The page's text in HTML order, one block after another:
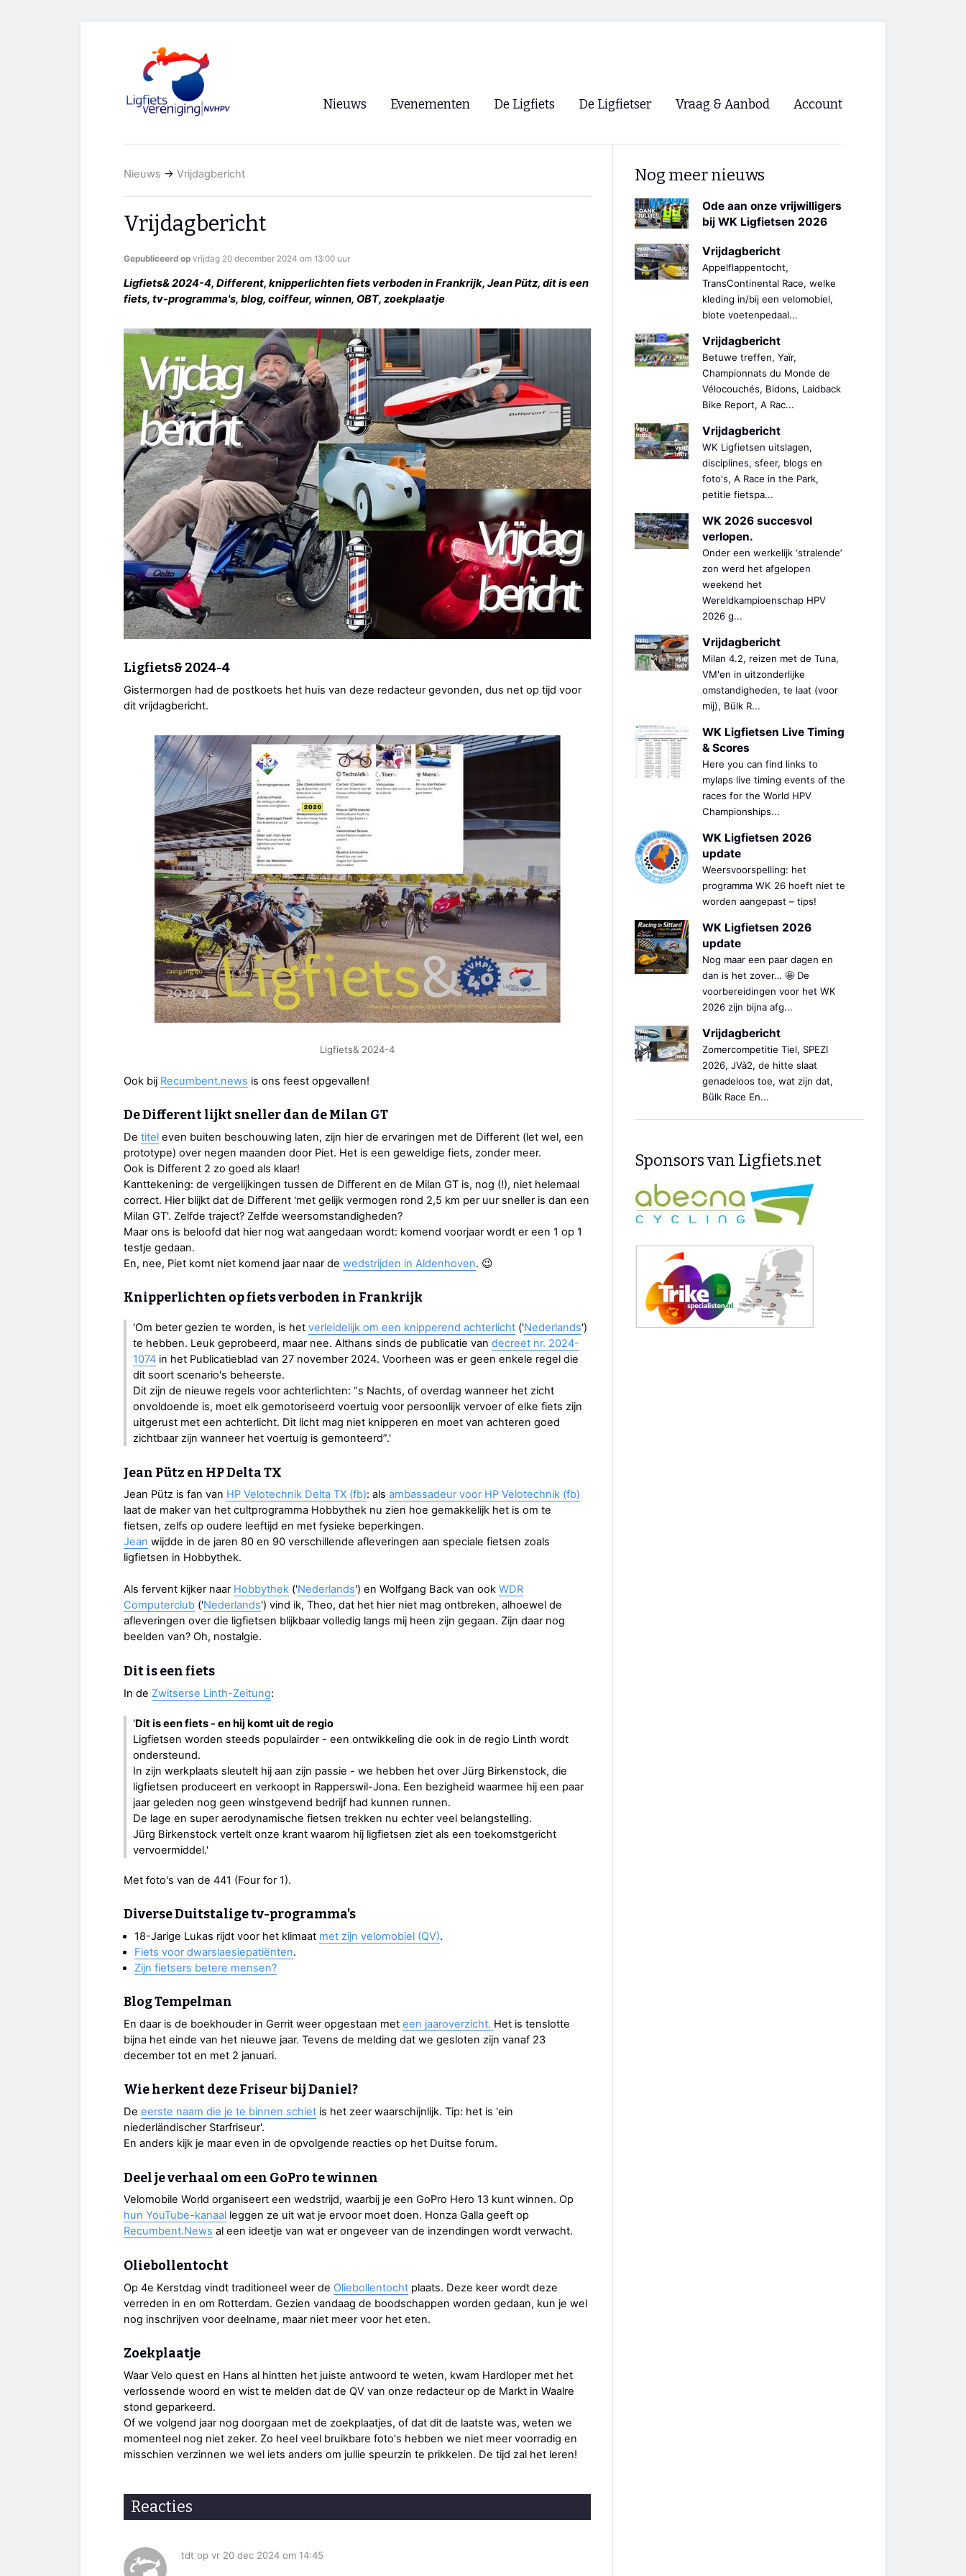
Nieuws Evenementen
WK Ligfietsen 2026
CycleVision
Oliebollentocht
De Ligfiets De Ligfietser
Ligfietsvereninging NVHPV
Lokale Fietsverenigingen
EHPVA & EuSupino 🡺
Vraag & Aanbod Account
Nieuws → Vrijdagbericht
Vrijdagbericht
Gepubliceerd op vrijdag 20 december 2024 om 13:00 uur
Ligfiets& 2024-4, Different, knipperlichten fiets verboden in Frankrijk, Jean Pütz, dit is een
fiets, tv-programma's, blog, coiffeur, winnen, OBT, zoekplaatje
Ligfiets& 2024-4
Gistermorgen had de postkoets het huis van deze redacteur gevonden, dus net op tijd voor
dit vrijdagbericht.
Ligfiets& 2024-4
Ook bij Recumbent.news is ons feest opgevallen!
De Different lijkt sneller dan de Milan GT
De titel even buiten beschouwing laten, zijn hier de ervaringen met de Different (let wel, een
prototype) over negen maanden door Piet. Het is een geweldige fiets, zonder meer.
Ook is Different 2 zo goed als klaar!
Kanttekening: de vergelijkingen tussen de Different en de Milan GT is, nog (!), niet helemaal
correct. Hier blijkt dat de Different 'met gelijk vermogen rond 2,5 km per uur sneller is dan een
Milan GT'. Zelfde traject? Zelfde weersomstandigheden?
Maar ons is beloofd dat hier nog wat aangedaan wordt: komend voorjaar wordt er een 1 op 1
testje gedaan.
En, nee, Piet komt niet komend jaar naar de wedstrijden in Aldenhoven. 😉
Knipperlichten op fiets verboden in Frankrijk
'Om beter gezien te worden, is hetverleidelijk om een ​​knipperend achterlicht ('Nederlands')
te hebben. Leuk geprobeerd, maar nee. Althans sinds de publicatie vandecreet nr. 2024-
1074 in het Publicatieblad van 27 november 2024. Voorheen was er geen enkele regel die
dit soort scenario's beheerste.
Dit zijn de nieuwe regels voor achterlichten: “s Nachts, of overdag wanneer het zicht
onvoldoende is, moet elk gemotoriseerd voertuig voor persoonlijk vervoer of elke fiets zijn
uitgerust met een achterlicht. Dit licht mag niet knipperen en moet van achteren goed
zichtbaar zijn wanneer het voertuig is gemonteerd”.'
Jean Pütz en HP Delta TX
Jean Pütz is fan van HP Velotechnik Delta TX (fb): als ambassadeur voor HP Velotechnik (fb)
laat de maker van het cultprogramma Hobbythek nu zien hoe gemakkelijk het is om te
fietsen, zelfs op oudere leeftijd en met fysieke beperkingen.
Jean wijdde in de jaren 80 en 90 verschillende afleveringen aan speciale fietsen zoals
ligfietsen in Hobbythek.
Als fervent kijker naar Hobbythek ('Nederlands') en Wolfgang Back van ook WDR
Computerclub ('Nederlands') vind ik, Theo, dat het hier niet mag ontbreken, alhoewel de
afleveringen over die ligfietsen blijkbaar volledig langs mij heen zijn gegaan. Zijn daar nog
beelden van? Oh, nostalgie.
Dit is een fiets
In de Zwitserse Linth-Zeitung:
'Dit is een fiets - en hij komt uit de regio
Ligfietsen worden steeds populairder - een ontwikkeling die ook in de regio Linth wordt
ondersteund.
In zijn werkplaats sleutelt hij aan zijn passie - we hebben het over Jürg Birkenstock, die
ligfietsen produceert en verkoopt in Rapperswil-Jona. Een bezigheid waarmee hij een paar
jaar geleden nog geen winstgevend bedrijf had kunnen runnen.
De lage en super aerodynamische fietsen trekken nu echter veel belangstelling.
Jürg Birkenstock vertelt onze krant waarom hij ligfietsen ziet als een toekomstgericht
vervoermiddel.'
Met foto's van de 441 (Four for 1).
Diverse Duitstalige tv-programma's
18-Jarige Lukas rijdt voor het klimaat met zijn velomobiel (QV).
Fiets voor dwarslaesiepatiënten.
Zijn fietsers betere mensen?
Blog Tempelman
En daar is de boekhouder in Gerrit weer opgestaan met een jaaroverzicht. Het is tenslotte
bijna het einde van het nieuwe jaar. Tevens de melding dat we gesloten zijn vanaf 23
december tot en met 2 januari.
Wie herkent deze Friseur bij Daniel?
De eerste naam die je te binnen schiet is het zeer waarschijnlijk. Tip: het is 'ein
niederländischer Starfriseur'.
En anders kijk je maar even in de opvolgende reacties op het Duitse forum.
Deel je verhaal om een GoPro te winnen
Velomobile World organiseert een wedstrijd, waarbij je een GoPro Hero 13 kunt winnen. Op
hun YouTube-kanaal leggen ze uit wat je ervoor moet doen. Honza Galla geeft op
Recumbent.News al een ideetje van wat er ongeveer van de inzendingen wordt verwacht.
Oliebollentocht
Op 4e Kerstdag vindt traditioneel weer de Oliebollentocht plaats. Deze keer wordt deze
verreden in en om Rotterdam. Gezien vandaag de boodschappen worden gedaan, kun je wel
nog inschrijven voor deelname, maar niet meer voor het eten.
Zoekplaatje
Waar Velo quest en Hans al hintten het juiste antwoord te weten, kwam Hardloper met het
verlossende woord en wist te melden dat de QV van onze redacteur op de Markt in Waalre
stond geparkeerd.
Of we volgend jaar nog doorgaan met de zoekplaatjes, of dat dit de laatste was, weten we
momenteel nog niet zeker. Zo heel veel bruikbare foto's hebben we niet meer voorradig en
misschien verzinnen we wel iets anders om jullie speurzin te prikkelen. De tijd zal het leren!
Reacties
tdt op vr 20 dec 2024 om 14:45
Nog meer nieuws
Ode aan onze vrijwilligers
bij WK Ligfietsen 2026
Vrijdagbericht
Appelflappentocht,
TransContinental Race, welke
kleding in/bij een velomobiel,
blote voetenpedaal...
Vrijdagbericht
Betuwe treffen, Yaïr,
Championnats du Monde de
Vélocouchés, Bidons, Laidback
Bike Report, A Rac...
Vrijdagbericht
WK Ligfietsen uitslagen,
disciplines, sfeer, blogs en
foto's, A Race in the Park,
petitie fietspa...
WK 2026 succesvol
verlopen.
Onder een werkelijk ‘stralende’
zon werd het afgelopen
weekend het
Wereldkampioenschap HPV
2026 g...
Vrijdagbericht
Milan 4.2, reizen met de Tuna,
VM'en in uitzonderlijke
omstandigheden, te laat (voor
mij), Bülk R...
WK Ligfietsen Live Timing
& Scores
Here you can find links to
mylaps live timing events of the
races for the World HPV
Championships...
WK Ligfietsen 2026
update
Weersvoorspelling: het
programma WK 26 hoeft niet te
worden aangepast – tips!
WK Ligfietsen 2026
update
Nog maar een paar dagen en
dan is het zover… 🤩 De
voorbereidingen voor het WK
2026 zijn bijna afg...
Vrijdagbericht
Zomercompetitie Tiel, SPEZI
2026, JVà2, de hitte slaat
genadeloos toe, wat zijn dat,
Bülk Race En...
Sponsors van Ligfiets.net